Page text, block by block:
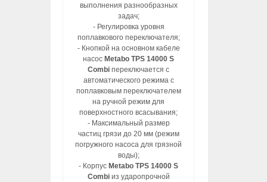
выполнения разнообразных
задач;
- Регулировка уровня
поплавкового переключателя;
- Кнопкой на основном кабеле
насос Metabo TPS 14000 S
Combi переключается с
автоматического режима с
поплавковым переключателем
на ручной режим для
поверхностного всасывания;
- Максимальный размер
частиц грязи до 20 мм (режим
погружного насоса для грязной
воды);
- Корпус Metabo TPS 14000 S
Combiиз ударопрочной